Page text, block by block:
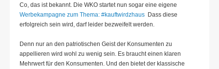
Co, das ist bekannt. Die WKO startet nun sogar eine eigene
Werbekampagne zum Thema: #kauftwirdzhaus Dass diese
erfolgreich sein wird, darf leider bezweifelt werden.
Denn nur an den patriotischen Geist der Konsumenten zu
appellieren wird wohl zu wenig sein. Es braucht einen klaren
Mehrwert für den Konsumenten. Und den bietet der klassische